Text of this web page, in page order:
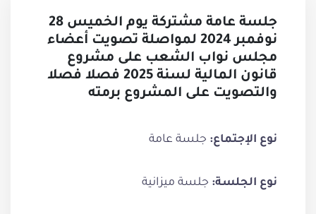
جلسة عامة مشتركة يوم الخميس 28
نوفمبر 2024 لمواصلة تصويت أعضاء
مجلس نواب الشعب على مشروع
قانون المالية لسنة 2025 فصلا فصلا
والتصويت على المشروع برمته
نوع الإجتماع: جلسة عامة
نوع الجلسة: جلسة ميزانية